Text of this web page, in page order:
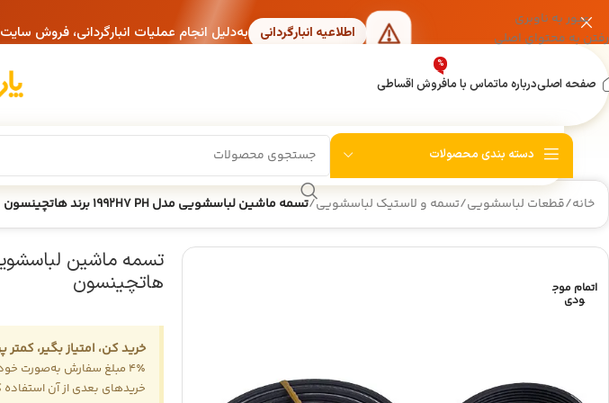
عبور به ناوبری
رفتن به محتوای اصلی
اطلاعیه انبارگردانی به‌دلیل انجام عملیات انبارگردانی، فروش سایت
صفحه اصلیدرباره ماتماس با مافروش اقساطی
%
دسته بندی محصولات
خانه/قطعات لباسشویی/تسمه و لاستیک لباسشویی/تسمه ماشین لباسشویی مدل 1992H7 PH برند هاتچینسون
اتمام موج
ودی
هاتچینسون
خرید کن، امتیاز بگیر،
4٪ مبلغ سفارش به‌صورت
خریدهای بعدی از آن استفاده